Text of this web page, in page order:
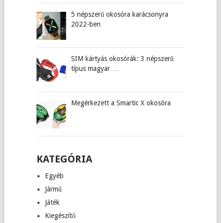
5 népszerű okosóra karácsonyra
2022-ben
SIM kártyás okosórák: 3 népszerű
típus magyar …
Megérkezett a Smartic X okosóra
KATEGÓRIA
Egyéb
Jármű
Játék
Kiegészítő